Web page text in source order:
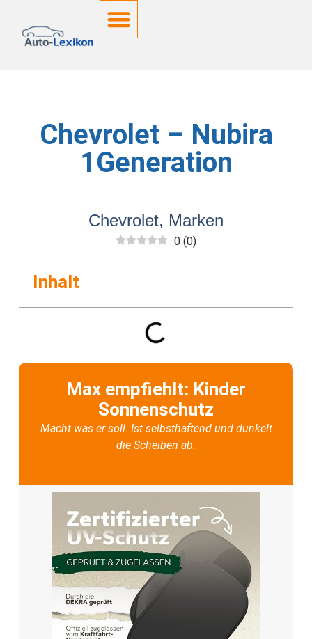
Chevrolet – Nubira
1Generation
Chevrolet, Marken
0 (0)
Inhalt
Max empfiehlt: Kinder
Sonnenschutz
Macht was er soll. Ist selbsthaftend und dunkelt
die Scheiben ab.